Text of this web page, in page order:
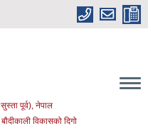
पूर्व), नेपाल
विकासको दिगो